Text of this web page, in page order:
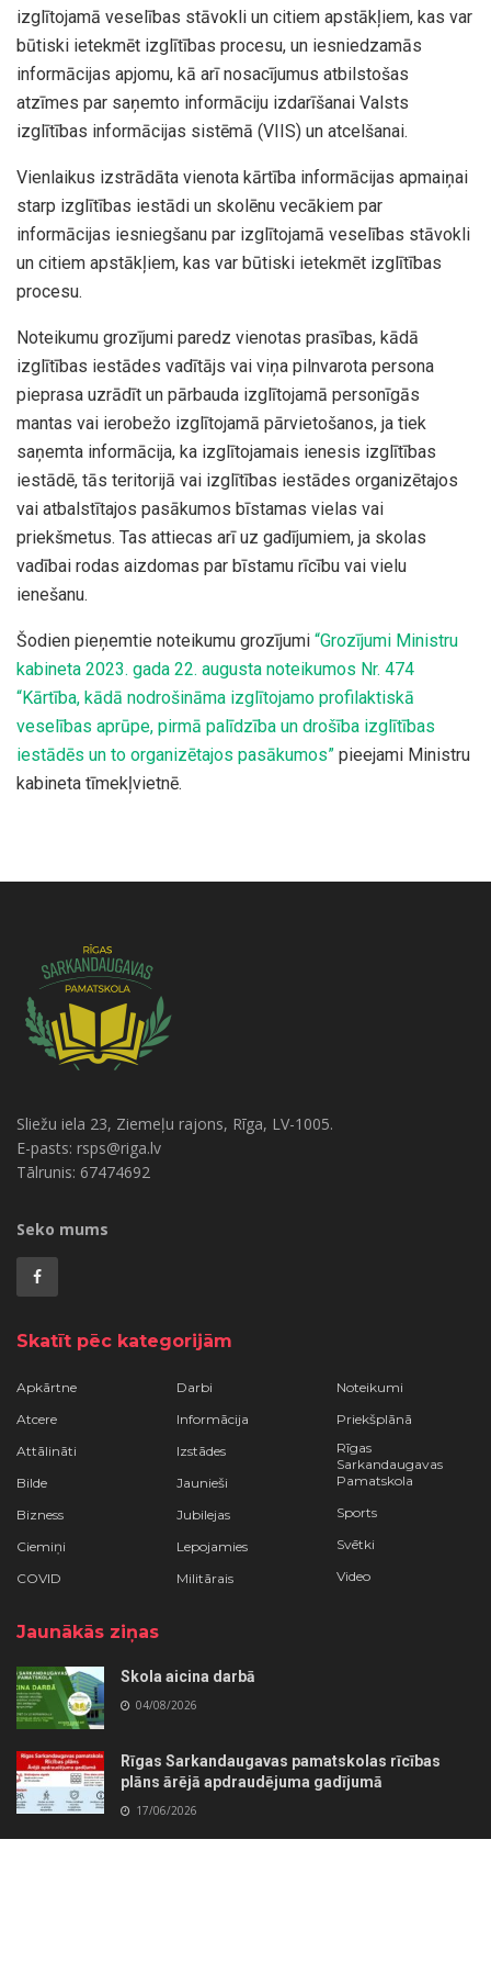
izglītojamā veselības stāvokli un citiem apstākļiem, kas var
būtiski ietekmēt izglītības procesu, un iesniedzamās
informācijas apjomu, kā arī nosacījumus atbilstošas
atzīmes par saņemto informāciju izdarīšanai Valsts
izglītības informācijas sistēmā (VIIS) un atcelšanai.
Vienlaikus izstrādāta vienota kārtība informācijas apmaiņai
starp izglītības iestādi un skolēnu vecākiem par
informācijas iesniegšanu par izglītojamā veselības stāvokli
un citiem apstākļiem, kas var būtiski ietekmēt izglītības
procesu.
Noteikumu grozījumi paredz vienotas prasības, kādā
izglītības iestādes vadītājs vai viņa pilnvarota persona
pieprasa uzrādīt un pārbauda izglītojamā personīgās
mantas vai ierobežo izglītojamā pārvietošanos, ja tiek
saņemta informācija, ka izglītojamais ienesis izglītības
iestādē, tās teritorijā vai izglītības iestādes organizētajos
vai atbalstītajos pasākumos bīstamas vielas vai
priekšmetus. Tas attiecas arī uz gadījumiem, ja skolas
vadībai rodas aizdomas par bīstamu rīcību vai vielu
ienešanu.
Šodien pieņemtie noteikumu grozījumi “Grozījumi Ministru
kabineta 2023. gada 22. augusta noteikumos Nr. 474
“Kārtība, kādā nodrošināma izglītojamo profilaktiskā
veselības aprūpe, pirmā palīdzība un drošība izglītības
iestādēs un to organizētajos pasākumos” pieejami Ministru
kabineta tīmekļvietnē.
Sliežu iela 23, Ziemeļu rajons, Rīga, LV-1005.
E-pasts: rsps@riga.lv
Tālrunis: 67474692
Seko mums
Skatīt pēc kategorijām
Apkārtne
Atcere
Attālināti
Bilde
Bizness
Ciemiņi
COVID
Darbi
Informācija
Izstādes
Jaunieši
Jubilejas
Lepojamies
Militārais
Noteikumi
Priekšplānā
Rīgas
Sarkandaugavas
Pamatskola
Sports
Svētki
Video
Jaunākās ziņas
Skola aicina darbā
04/08/2026
Rīgas Sarkandaugavas pamatskolas rīcības
plāns ārējā apdraudējuma gadījumā
17/06/2026